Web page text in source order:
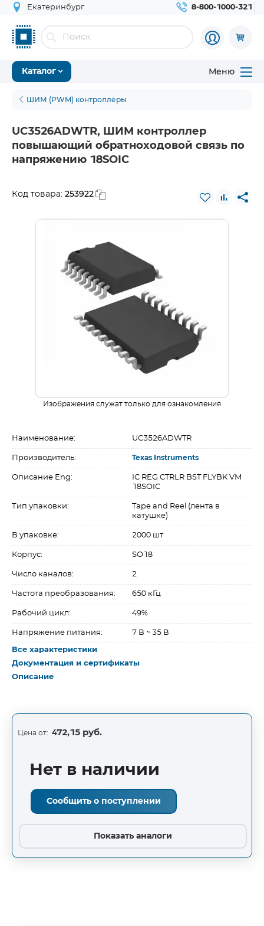
Екатеринбург 8-800-1000-321
Каталог Меню
ШИМ (PWM) контроллеры
UC3526ADWTR, ШИМ контроллер
повышающий обратноходовой связь по
напряжению 18SOIC
Код товара: 253922
Изображения служат только для ознакомления
Наименование: UC3526ADWTR
Производитель: Texas Instruments
Описание Eng:
IC REG CTRLR BST FLYBK VM
18SOIC
Тип упаковки:
Tape and Reel (лента в
катушке)
В упаковке: 2000 шт
Корпус: SO18
Число каналов: 2
Частота преобразования: 650 кГц
Рабочий цикл: 49%
Напряжение питания: 7 В ~ 35 В
Все характеристики
Документация и сертификаты
Описание
Цена от: 472,15 руб.
Нет в наличии
Сообщить о поступлении
Показать аналоги